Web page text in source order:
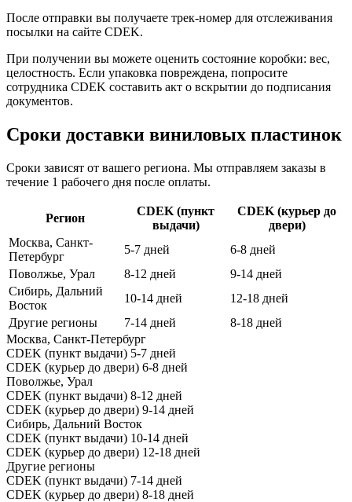
После отправки вы получаете трек-номер для отслеживания
посылки на сайте CDEK.
При получении вы можете оценить состояние коробки: вес,
целостность. Если упаковка повреждена, попросите
сотрудника CDEK составить акт о вскрытии до подписания
документов.
Сроки доставки виниловых пластинок
Сроки зависят от вашего региона. Мы отправляем заказы в
течение 1 рабочего дня после оплаты.
Регион
CDEK (пункт
выдачи)
CDEK (курьер до
двери)
Москва, Санкт-
Петербург
5-7 дней
6-8 дней
Поволжье, Урал
8-12 дней
9-14 дней
Сибирь, Дальний
Восток
10-14 дней
12-18 дней
Другие регионы
7-14 дней
8-18 дней
Москва, Санкт-Петербург
CDEK (пункт выдачи) 5-7 дней
CDEK (курьер до двери) 6-8 дней
Поволжье, Урал
CDEK (пункт выдачи) 8-12 дней
CDEK (курьер до двери) 9-14 дней
Сибирь, Дальний Восток
CDEK (пункт выдачи) 10-14 дней
CDEK (курьер до двери) 12-18 дней
Другие регионы
CDEK (пункт выдачи) 7-14 дней
CDEK (курьер до двери) 8-18 дней